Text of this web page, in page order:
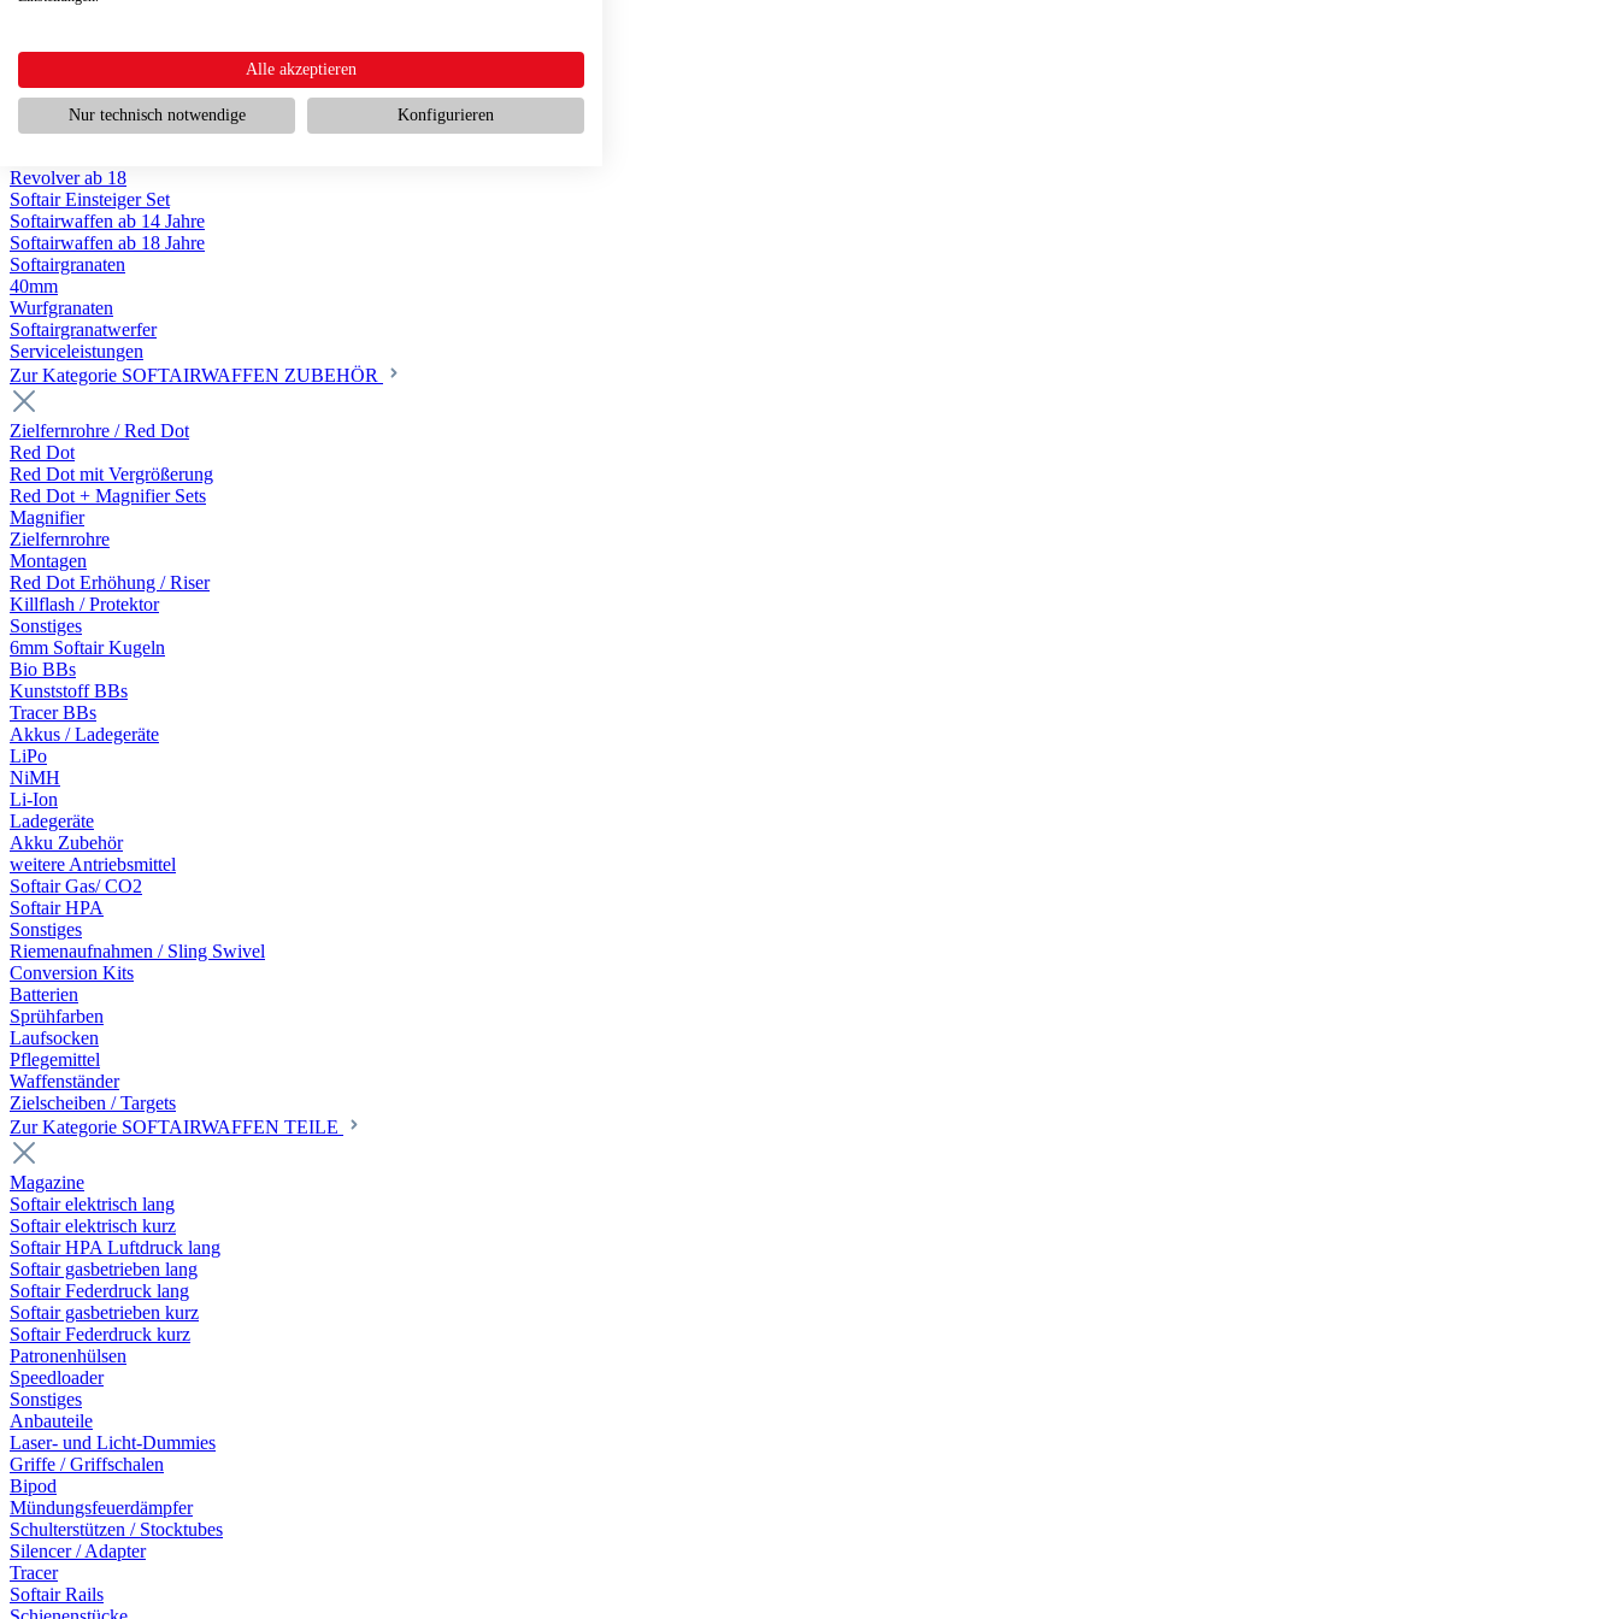
Scharfschützengewehr ab 18
Softair Pistolen
Softair Pistolen elektrisch ab 14
Softair Pistolen Federdruck ab 14
Softair Pistolen HPA Luftdruck ab 18
Revolver ab 18
Softair Einsteiger Set
Softairwaffen ab 14 Jahre
Softairwaffen ab 18 Jahre
Softairgranaten
40mm
Wurfgranaten
Softairgranatwerfer
Serviceleistungen
Zur Kategorie SOFTAIRWAFFEN ZUBEHÖR
Zielfernrohre / Red Dot
Red Dot
Red Dot mit Vergrößerung
Red Dot + Magnifier Sets
Magnifier
Zielfernrohre
Montagen
Red Dot Erhöhung / Riser
Killflash / Protektor
Sonstiges
6mm Softair Kugeln
Bio BBs
Kunststoff BBs
Tracer BBs
Akkus / Ladegeräte
LiPo
NiMH
Li-Ion
Ladegeräte
Akku Zubehör
weitere Antriebsmittel
Softair Gas/ CO2
Softair HPA
Sonstiges
Riemenaufnahmen / Sling Swivel
Conversion Kits
Batterien
Sprühfarben
Laufsocken
Pflegemittel
Waffenständer
Zielscheiben / Targets
Zur Kategorie SOFTAIRWAFFEN TEILE
Magazine
Softair elektrisch lang
Softair elektrisch kurz
Softair HPA Luftdruck lang
Softair gasbetrieben lang
Softair Federdruck lang
Softair gasbetrieben kurz
Softair Federdruck kurz
Patronenhülsen
Speedloader
Sonstiges
Anbauteile
Laser- und Licht-Dummies
Griffe / Griffschalen
Bipod
Mündungsfeuerdämpfer
Schulterstützen / Stocktubes
Silencer / Adapter
Tracer
Softair Rails
Alle akzeptieren
Nur technisch notwendige Konfigurieren